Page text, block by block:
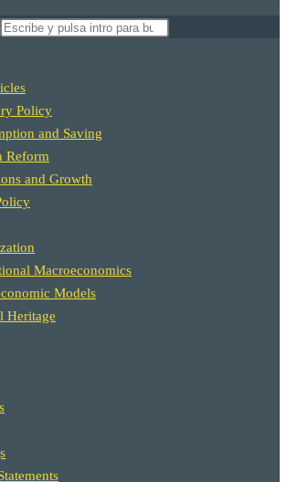
Policy
and Saving
Reform
and Growth
Macroeconomics
Models
Heritage